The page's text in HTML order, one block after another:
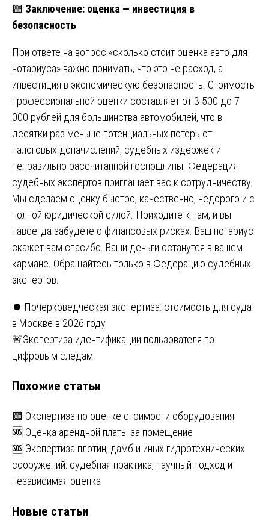
🟩 Заключение: оценка — инвестиция в
безопасность
При ответе на вопрос «сколько стоит оценка авто для
нотариуса» важно понимать, что это не расход, а
инвестиция в экономическую безопасность. Стоимость
профессиональной оценки составляет от 3 500 до 7
000 рублей для большинства автомобилей, что в
десятки раз меньше потенциальных потерь от
налоговых доначислений, судебных издержек и
неправильно рассчитанной госпошлины. Федерация
судебных экспертов приглашает вас к сотрудничеству.
Мы сделаем оценку быстро, качественно, недорого и с
полной юридической силой. Приходите к нам, и вы
навсегда забудете о финансовых рисках. Ваш нотариус
скажет вам спасибо. Ваши деньги останутся в вашем
кармане. Обращайтесь только в Федерацию судебных
экспертов.
Навигация
по
записям
⏺️ Почерковедческая экспертиза: стоимость для суда
в Москве в 2026 году
🚨Экспертиза идентификации пользователя по
цифровым следам
Похожие статьи
🟩 Экспертиза по оценке стоимости оборудования
🆘 Оценка арендной платы за помещение
🆘 Экспертиза плотин, дамб и иных гидротехнических
сооружений: судебная практика, научный подход и
независимая оценка
Новые статьи